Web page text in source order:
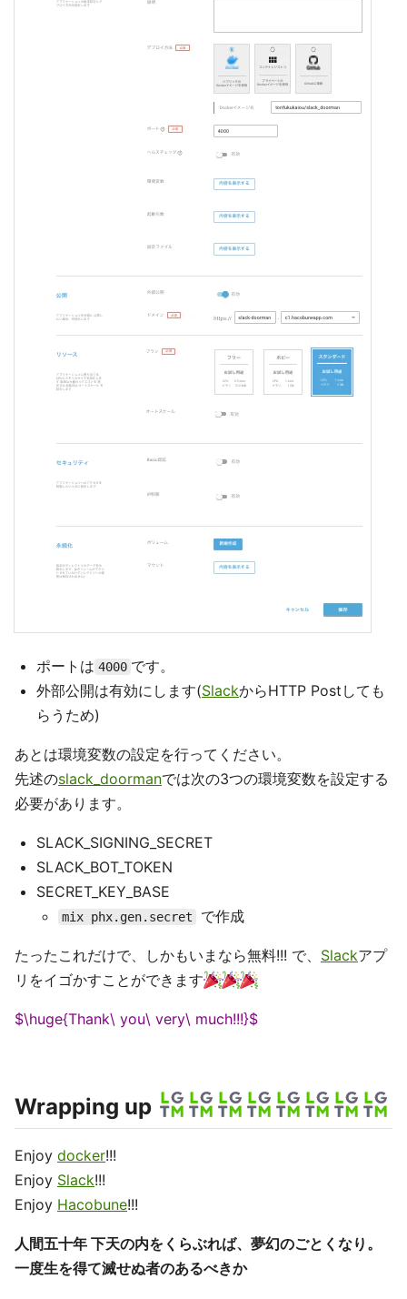
ポートは 4000 です。
外部公開は有効にします(SlackからHTTP Postしても
らうため)
あとは環境変数の設定を行ってください。
先述のslack_doormanでは次の3つの環境変数を設定する
必要があります。
SLACK_SIGNING_SECRET
SLACK_BOT_TOKEN
SECRET_KEY_BASE
mix phx.gen.secret で作成
たったこれだけで、しかもいまなら無料!!! で、 Slackアプ
リをイゴかすことができます
$\huge{Thank\ you\ very\ much!!!}$
Wrapping up
Enjoy docker!!!
Enjoy Slack!!!
Enjoy Hacobune!!!
人間五十年 下天の内をくらぶれば、夢幻のごとくなり。
一度生を得て滅せぬ者のあるべきか